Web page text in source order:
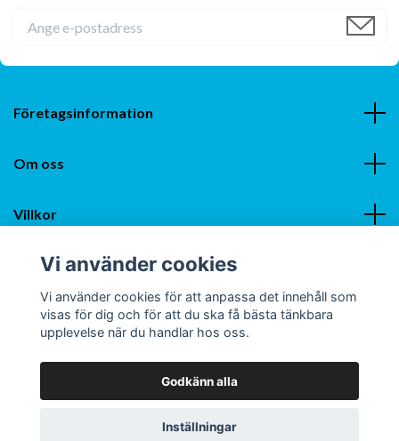
Företagsinformation
Om oss
Villkor
Sociala medier
© 2026 Smartzocks - Sveriges Bästa Strumpor
Vi använder cookies
Vi använder cookies för att anpassa det innehåll som
visas för dig och för att du ska få bästa tänkbara
upplevelse när du handlar hos oss.
Godkänn alla
Inställningar